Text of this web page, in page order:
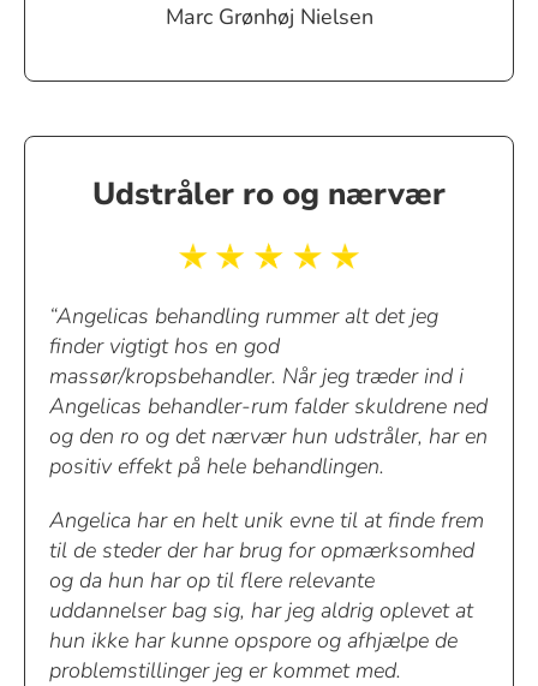
Marc Grønhøj Nielsen
Udstråler ro og nærvær
“Angelicas behandling rummer alt det jeg
finder vigtigt hos en god
massør/kropsbehandler. Når jeg træder ind i
Angelicas behandler-rum falder skuldrene ned
og den ro og det nærvær hun udstråler, har en
positiv effekt på hele behandlingen.
Angelica har en helt unik evne til at finde frem
til de steder der har brug for opmærksomhed
og da hun har op til flere relevante
uddannelser bag sig, har jeg aldrig oplevet at
hun ikke har kunne opspore og afhjælpe de
problemstillinger jeg er kommet med.